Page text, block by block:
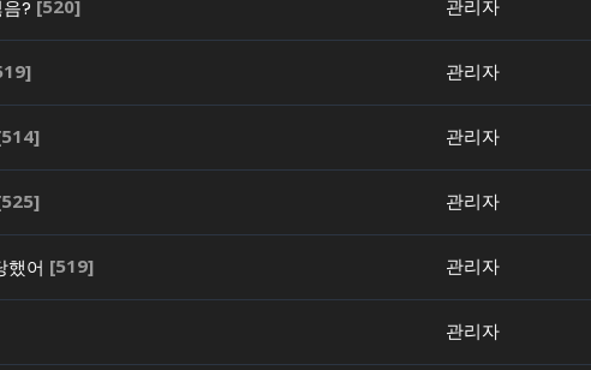
? [520] 관리자
관리자
관리자
관리자
했어 [519] 관리자
관리자